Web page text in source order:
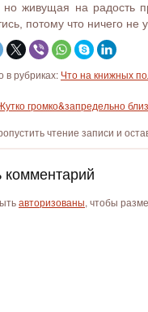
но живущая на радость
потому что ничего не
в рубриках: Что на книжных
громко&запредельно
чтение записи и
комментарий
авторизованы, чтобы